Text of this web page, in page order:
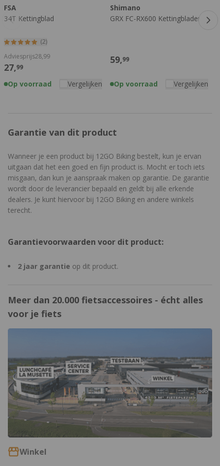
FSA
34T Kettingblad
(2)
27,99
Adviesprijs28,99
Op voorraad Vergelijken
Shimano
GRX FC-RX600 Kettingbladen
59,99
Op voorraad Vergelijken
Garantie van dit product
Wanneer je een product bij 12GO Biking bestelt, kun je ervan
uitgaan dat het een goed en fijn product is. Mocht er toch iets
misgaan, dan kun je aanspraak maken op garantie. De garantie
wordt door de leverancier bepaald en geldt bij alle erkende
dealers. Je kunt hiervoor bij 12GO Biking en andere winkels
terecht.
Garantievoorwaarden voor dit product:
2 jaar garantie op dit product.
Meer dan 20.000 fietsaccessoires - écht alles
voor je fiets
https://www.12gobiking.nl/winkel
Winkel